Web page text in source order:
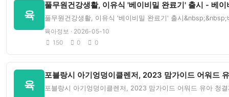
육
풀무원건강생활, 이유식 '베이비밀 완료기' 출시 - 베이
풀무원건강생활, 이유식 '베이비밀 완료기' 출시
육아정보 · 2026-05-10
150
0 0
육
포블랑시 아기엉덩이클렌저, 2023 맘가이드 어워드
포블랑시 아기엉덩이클렌저, 2023 맘가이드 어워드 유아 청